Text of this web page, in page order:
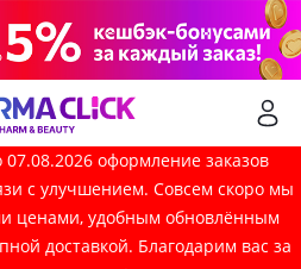
оформление заказов
с улучшением. Совсем скоро мы
ценами, удобным обновлённым
доставкой. Благодарим вас за